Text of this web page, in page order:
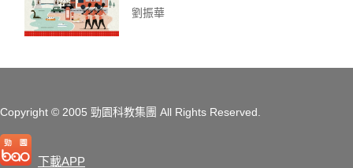
劉振華
Copyright © 2005 勁園科教集團 All Rights Reserved.
下載APP